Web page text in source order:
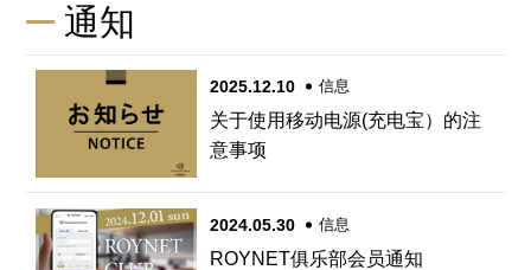
通知
2025.12.10 信息
关于使用移动电源(充电宝）的注
意事项
2024.05.30 信息
ROYNET俱乐部会员通知